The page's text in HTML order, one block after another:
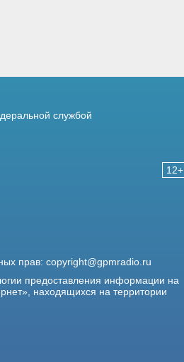
12+
службой
прав: copyright@gpmradio.ru
предоставления информации на
находящихся на территории